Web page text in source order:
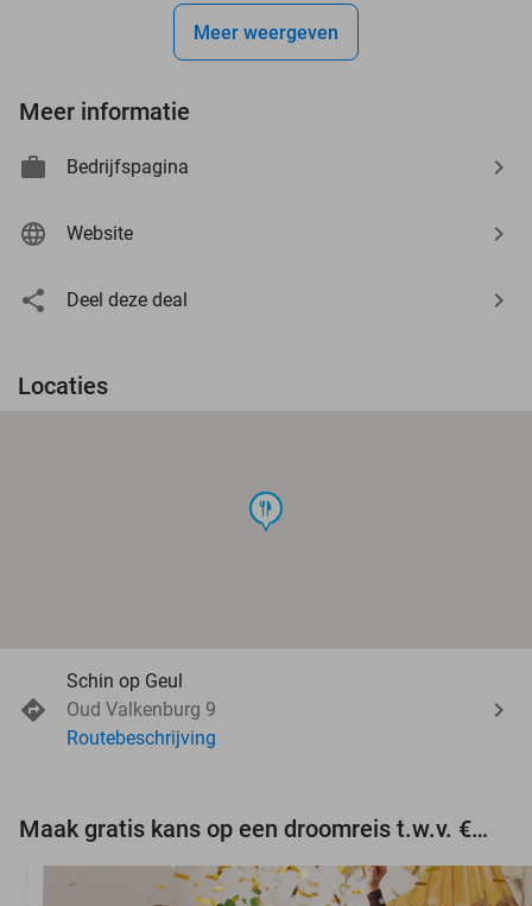
Meer weergeven
Meer informatie
Bedrijfspagina
Website
Deel deze deal
Locaties
food
Schin op Geul
Oud Valkenburg 9
Routebeschrijving
Maak gratis kans op een droomreis t.w.v. €3.000!